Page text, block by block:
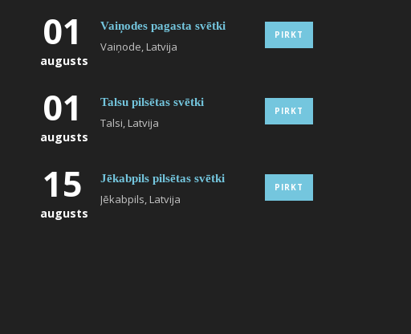
01
augusts
Vaiņodes pagasta svētki
Vaiņode, Latvija
PIRKT
01
augusts
Talsu pilsētas svētki
Talsi, Latvija
PIRKT
15
augusts
Jēkabpils pilsētas svētki
Jēkabpils, Latvija
PIRKT